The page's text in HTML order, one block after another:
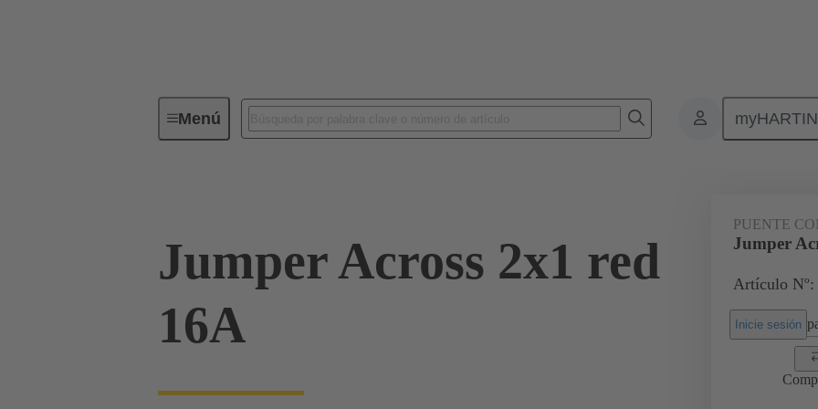
MenúConectores industriales / Han® Accesorios Puentes
Jumper Across 2x1 red
16A
PUENTE
Jumper
Artículo Nº:
Inicie sesión